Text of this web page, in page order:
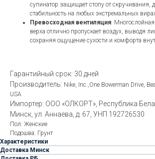
супинатор защищает стопу от скручивания,
стабильность на любых экстремальных
Превосходная вентиляция:
верха отлично пропускает воздух, выводя
сохраняя ощущение сухости и комфорта
Гарантийный срок: 30 дней
Производитель: Nike, Inc.,One Bowerman Drive,
USA
Импортер: ООО «ОЛКОРТ», Республика
Минск, ул. Аннаева, д. 67, УНП 192726530
Пол: Женские
Подошва: Грунт
Характеристики
Доставка Минск